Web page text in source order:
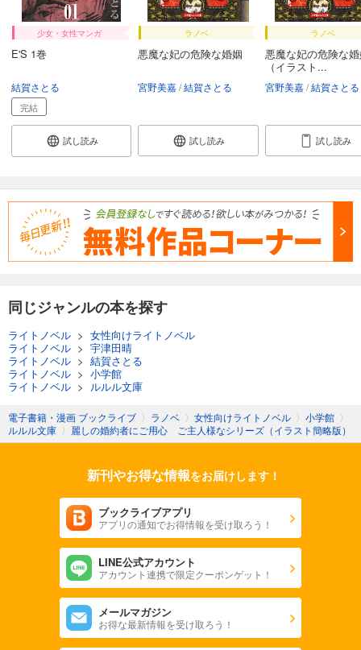
少女・女性マンガ
E'S 1巻
結賀さとる
完結
試し読み
ラノベ
悪魔な妃の危険な婚姻
宮野美嘉 結賀さとる
試し読み
ラノベ
悪魔な妃の危険な
（イラスト...
宮野美嘉 結賀さとる
試し読み
同じジャンルの本を探す
ライトノベル > 女性向けライトノベル
ライトノベル > 宇津田晴
ライトノベル > 結賀さとる
ライトノベル > 小学館
ライトノベル > ルルル文庫
電子書籍・漫画 ブックライブ 〉 ラノベ 〉 女性向けライトノベル 〉 小学館 〉
ルルル文庫 〉 麗しの婚約者にご用心 ご主人様なシリーズ（イラスト簡略版）
新刊やお得な情報をお届けします！
ブックライブアプリ
アプリの通知でお得情報を受け取ろう！
LINE公式アカウント
アカウント連携で限定クーポンゲット！
メールマガジン
お得な最新情報を受け取ろう！